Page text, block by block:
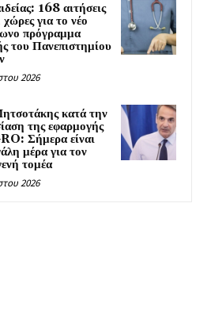
168 αιτήσεις
για το νέο
πρόγραμμα
του Πανεπιστημίου
2026
κατά την
της εφαρμογής
Σήμερα είναι
μέρα για τον
τομέα
2026